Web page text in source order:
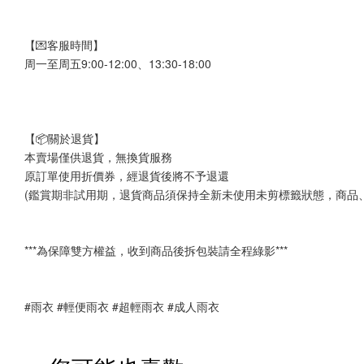
【💌客服時間】
周一至周五9:00-12:00、13:30-18:00
【📦關於退貨】
本賣場僅供退貨，無換貨服務
原訂單使用折價券，經退貨後將不予退還
(鑑賞期非試用期，退貨商品須保持全新未使用未剪標籤狀態，商
***為保障雙方權益，收到商品後拆包裝請全程綠影***
#雨衣 #輕便雨衣 #超輕雨衣 #成人雨衣